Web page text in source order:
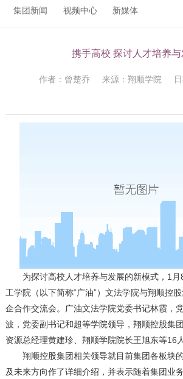
集团新闻 视频中心 新媒体
携手高校 探讨人才培养与
作者：曾楚乔 来源：翔顺学院 日
为探讨高校人才培养与发展的新模式，1月
工学院（以下简称“广油”）文法学院与翔顺控
企合作交流会。广油文法学院党委书记林霞，
波，党委副书记和超等学院领导，翔顺控股集
资源总经理黄建珍、翔顺学院院长王旭东等16
翔顺控股集团相关领导就目前集团各板块
及未来方向作了详细介绍，并表示随着集团业